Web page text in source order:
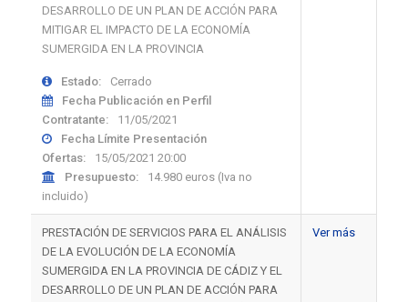
DESARROLLO DE UN PLAN DE ACCIÓN PARA
MITIGAR EL IMPACTO DE LA ECONOMÍA
SUMERGIDA EN LA PROVINCIA
Estado:
Cerrado
Fecha Publicación en Perfil
Contratante:
11/05/2021
Fecha Límite Presentación
Ofertas:
15/05/2021 20:00
Presupuesto:
14.980 euros (Iva no
incluido)
PRESTACIÓN DE SERVICIOS PARA EL ANÁLISIS
DE LA EVOLUCIÓN DE LA ECONOMÍA
SUMERGIDA EN LA PROVINCIA DE CÁDIZ Y EL
DESARROLLO DE UN PLAN DE ACCIÓN PARA
Ver más